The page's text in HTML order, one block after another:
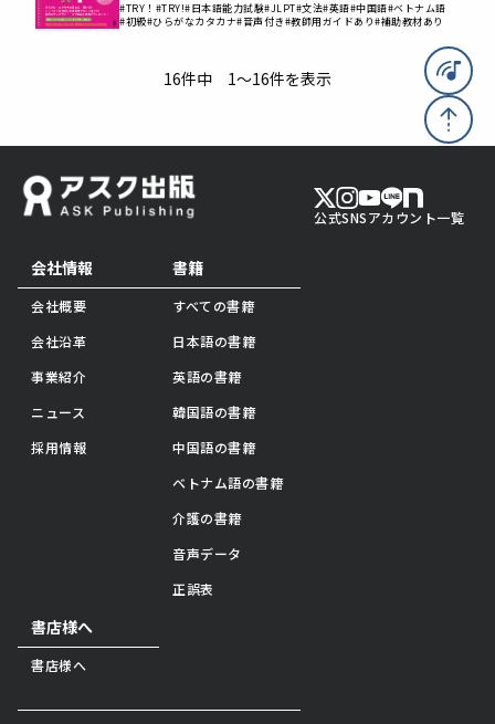
#TRY！ #TRY!#日本語能力試験#JLPT#文法#英語#中国語#ベトナム語
#初級#ひらがなカタカナ#音声付き#教師用ガイドあり#補助教材あり
16件中 1～16件を表示
会社情報
会社概要
会社沿革
事業紹介
ニュース
採用情報
書籍
すべての書籍
日本語の書籍
英語の書籍
韓国語の書籍
中国語の書籍
ベトナム語の書籍
介護の書籍
音声データ
正誤表
書店様へ
書店様へ
公式SNSアカウント一覧